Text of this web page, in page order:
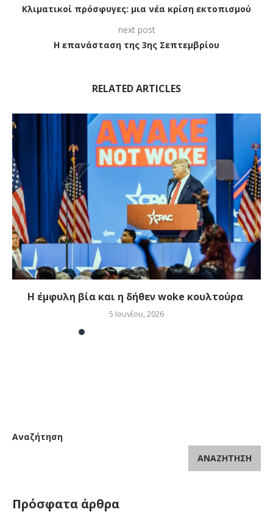
Κλιματικοί πρόσφυγες: μια νέα κρίση εκτοπισμού
next post
Η επανάσταση της 3ης Σεπτεμβρίου
RELATED ARTICLES
Η έμφυλη βία και η δήθεν woke κουλτούρα
5 Ιουνίου, 2026
Αναζήτηση
ΑΝΑΖΉΤΗΣΗ
Πρόσφατα άρθρα